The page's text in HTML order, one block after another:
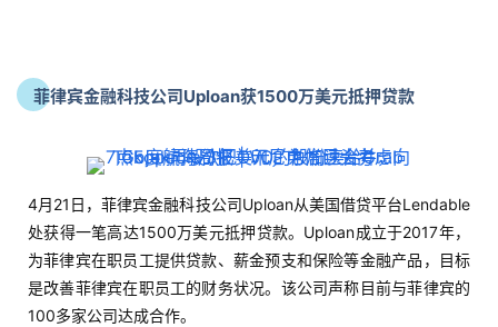
菲律宾金融科技公司Uploan获1500万美元抵押贷款
4月21日，菲律宾金融科技公司Uploan从美国借贷平台Lendable
处获得一笔高达1500万美元抵押贷款。Uploan成立于2017年，
为菲律宾在职员工提供贷款、薪金预支和保险等金融产品，目标
是改善菲律宾在职员工的财务状况。该公司声称目前与菲律宾的
100多家公司达成合作。